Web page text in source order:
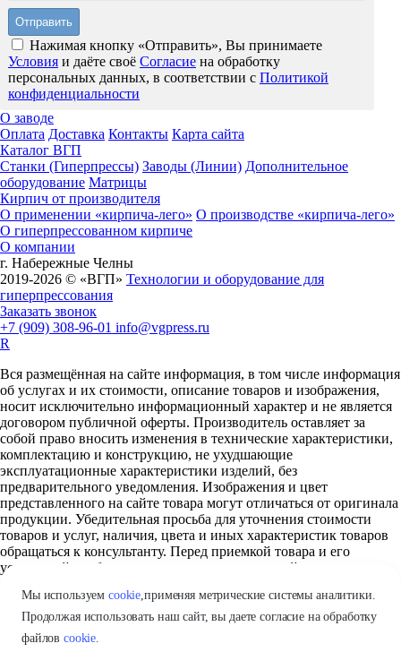
Мы используемcookie,применяя метрические системы аналитики.
Продолжая использовать наш сайт, вы даете согласие на обработку
файловcookie.
Нажимая кнопку «Отправить», Вы принимаете
Условияи даёте своё Согласиена обработку
персональных данных, в соответствии с Политикой
конфиденциальности
О заводе
Оплата Доставка Контакты Карта сайта
Каталог ВГП
Станки (Гиперпрессы) Заводы (Линии) Дополнительное
оборудование Матрицы
Кирпич от производителя
О применении «кирпича-лего» О производстве «кирпича-лего»
О гиперпрессованном кирпиче
О компании
г. Набережные Челны
2019-2026 © «ВГП» Технологии и оборудование для
гиперпрессования
Заказать звонок
+7 (909) 308-96-01 info@vgpress.ru
R
Вся размещённая на сайте информация, в том числе информация
об услугах и их стоимости, описание товаров и изображения,
носит исключительно информационный характер и не является
договором публичной оферты. Производитель оставляет за
собой право вносить изменения в технические характеристики,
комплектацию и конструкцию, не ухудшающие
эксплуатационные характеристики изделий, без
предварительного уведомления. Изображения и цвет
представленного на сайте товара могут отличаться от оригинала
продукции. Убедительная просьба для уточнения стоимости
товаров и услуг, наличия, цвета и иных характеристик товаров
обращаться к консультанту. Перед приемкой товара и его
установкой необходимо произвести тщательный осмотр товара.
* Словосочетания «лего-кирпич», «лего-блок», «лего-станок» и
подобные вариации используются как имена нарицательные.
Сайт не связан с LEGO Group. Подробнее в разделе «
информация»